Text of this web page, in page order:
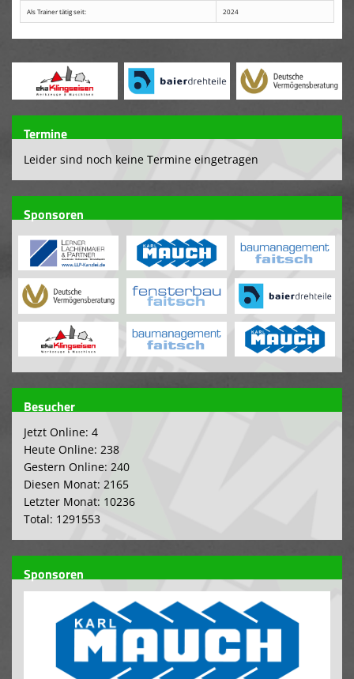
Als Trainer tätig seit: 2024
Termine
Leider sind noch keine Termine eingetragen
Sponsoren
Besucher
Jetzt Online: 4
Heute Online: 238
Gestern Online: 240
Diesen Monat: 2165
Letzter Monat: 10236
Total: 1291553
Sponsoren